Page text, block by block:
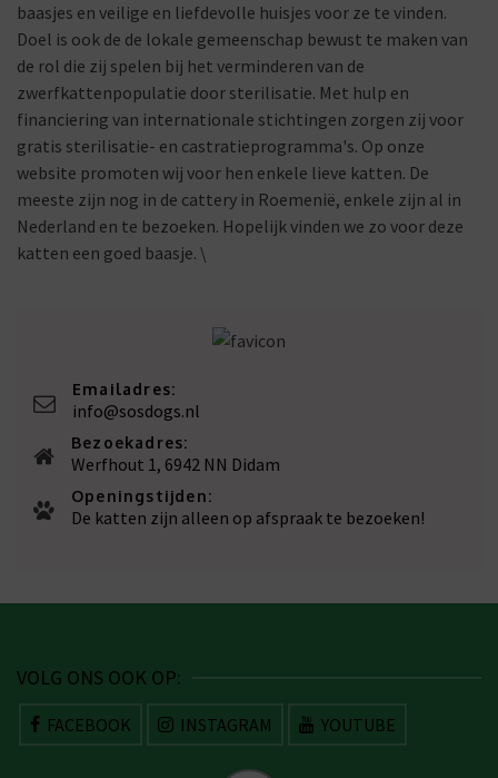
baasjes en veilige en liefdevolle huisjes voor ze te vinden.
Doel is ook de de lokale gemeenschap bewust te maken van
de rol die zij spelen bij het verminderen van de
zwerfkattenpopulatie door sterilisatie. Met hulp en
financiering van internationale stichtingen zorgen zij voor
gratis sterilisatie- en castratieprogramma's. Op onze
website promoten wij voor hen enkele lieve katten. De
meeste zijn nog in de cattery in Roemenië, enkele zijn al in
Nederland en te bezoeken. Hopelijk vinden we zo voor deze
katten een goed baasje. \
Emailadres:
info@sosdogs.nl
Bezoekadres:
Werfhout 1, 6942 NN Didam
Openingstijden:
De katten zijn alleen op afspraak te bezoeken!
VOLG ONS OOK OP:
FACEBOOK INSTAGRAM YOUTUBE